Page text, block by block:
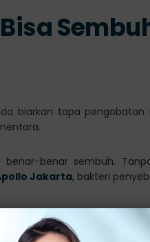
biarkan tapa
benar sembuh.
Jakarta, bakteri